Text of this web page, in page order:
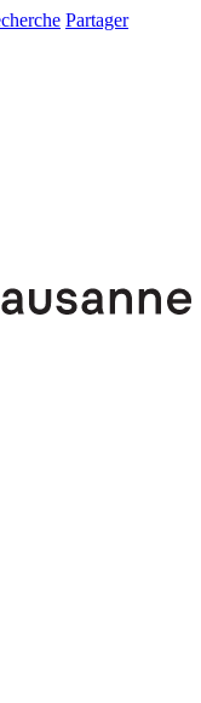
Partager